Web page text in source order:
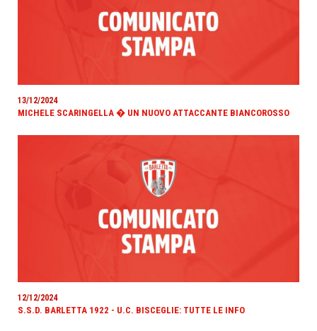
13/12/2024
MICHELE SCARINGELLA � UN NUOVO ATTACCANTE BIANCOROSSO
12/12/2024
S.S.D. BARLETTA 1922 - U.C. BISCEGLIE: TUTTE LE INFO